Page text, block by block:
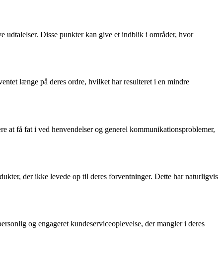
Disse punkter kan give et indblik i områder, hvor
længe på deres ordre, hvilket har resulteret i en mindre
at få fat i ved henvendelser og generel kommunikationsproblemer,
der ikke levede op til deres forventninger. Dette har naturligvis
og engageret kundeserviceoplevelse, der mangler i deres